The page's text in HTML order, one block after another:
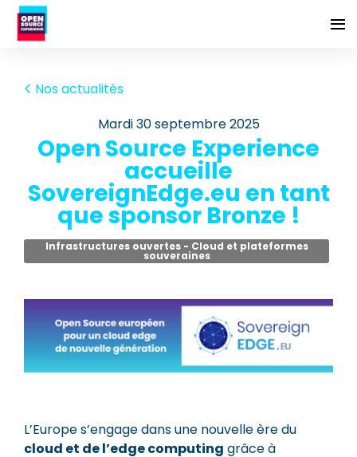
Nos actualités
mardi 30 septembre 2025
Open Source Experience
accueille
SovereignEdge.eu en tant
que sponsor Bronze !
Infrastructures ouvertes - Cloud et plateformes
souveraines
L’Europe s’engage dans une nouvelle ère du
cloud et de l’edge computing grâce à